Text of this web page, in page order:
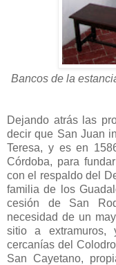
Bancos de la
Dejando atrás las
decir que San Juan
Teresa, y es en
Córdoba, para
con el respaldo del
familia de los
cesión de San
necesidad de un
sitio a
cercanías del
San Cayetano,